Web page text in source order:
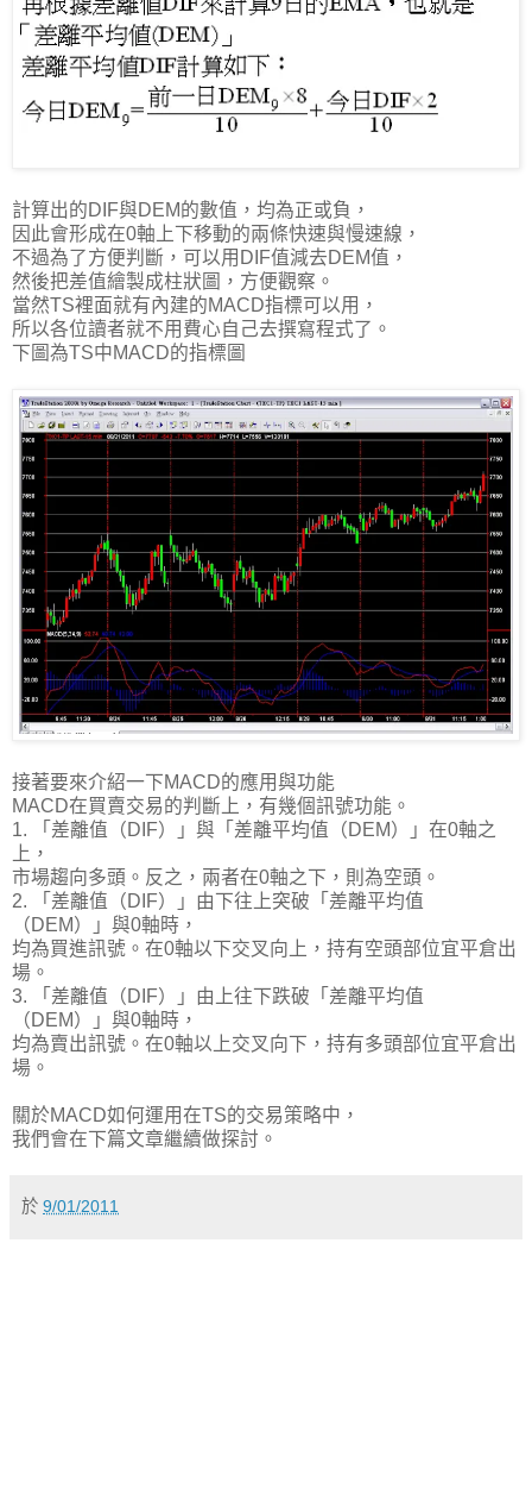
計算出的DIF與DEM的數值，均為正或負，
因此會形成在0軸上下移動的兩條快速與慢速線，
不過為了方便判斷，可以用DIF值減去DEM值，
然後把差值繪製成柱狀圖，方便觀察。
當然TS裡面就有內建的MACD指標可以用，
所以各位讀者就不用費心自己去撰寫程式了。
下圖為TS中MACD的指標圖
接著要來介紹一下MACD的應用與功能
MACD在買賣交易的判斷上，有幾個訊號功能。
1. 「差離值（DIF）」與「差離平均值（DEM）」在0軸之
上，
市場趨向多頭。反之，兩者在0軸之下，則為空頭。
2. 「差離值（DIF）」由下往上突破「差離平均值
（DEM）」與0軸時，
均為買進訊號。在0軸以下交叉向上，持有空頭部位宜平倉出
場。
3. 「差離值（DIF）」由上往下跌破「差離平均值
（DEM）」與0軸時，
均為賣出訊號。在0軸以上交叉向下，持有多頭部位宜平倉出
場。
關於MACD如何運用在TS的交易策略中，
我們會在下篇文章繼續做探討。
於 9/01/2011